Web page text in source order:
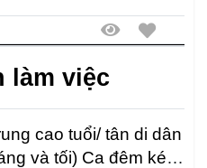
làm việc
cao tuổi/ tân di dân
và tối) Ca đêm kéo